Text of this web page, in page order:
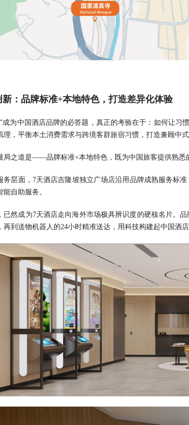
新：品牌标准+本地特色，打造差异化体验
成为中国酒店品牌的必答题，真正的考验在于：如何让习
理，平衡本土消费需求与跨境客群旅宿习惯，打造兼顾中
局之道是——品牌标准+本地特色，既为中国旅客提供熟悉
务层面，7天酒店吉隆坡独立广场店沿用品牌成熟服务标
能自助服务。
已然成为7天酒店走向海外市场极具辨识度的硬核名片。
再到送物机器人的24小时精准送达，用科技构建起中国酒